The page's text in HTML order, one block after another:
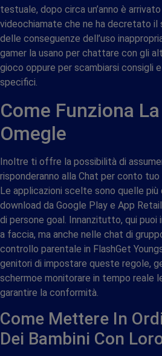
testuale, dopo circa un’anno è
videochiamate che ne ha decretato il
delle conseguenze dell’uso
gamer la usano per chattare con gli
gioco oppure per scambiarsi consigli
specifici.
Come Funziona
Omegle
Inoltre ti offre la possibilità di
risponderanno alla Chat per conto tuo
Le applicazioni scelte sono quelle
download da Google Play e App
di persone goal. Innanzitutto, qui
a faccia, ma anche nelle chat di
controllo parentale in FlashGet
genitori di impostare queste regole,
schermoe monitorare in tempo reale
garantire la conformità.
Come Mettere In
Dei Bambini Con